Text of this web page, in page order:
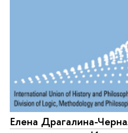
Елена Драгалина-